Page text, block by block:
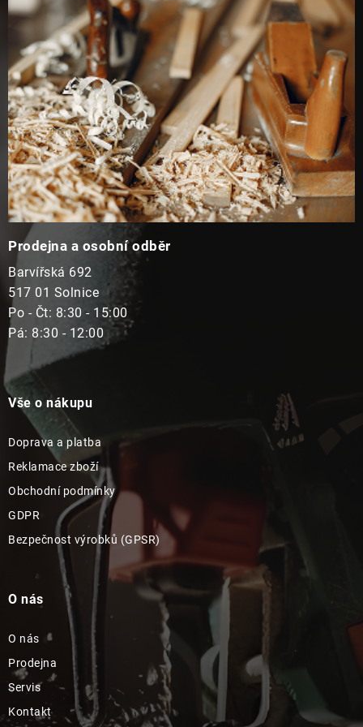
i
u
Prodejna a osobní odběr
Barvířská 692
517 01 Solnice
Po - Čt: 8:30 - 15:00
Pá: 8:30 - 12:00
Vše o nákupu
Doprava a platba
Reklamace zboží
Obchodní podmínky
GDPR
Bezpečnost výrobků (GPSR)
O nás
O nás
Prodejna
Servis
Kontakt